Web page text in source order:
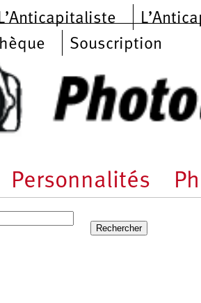
principal
Souscription
Personnalités